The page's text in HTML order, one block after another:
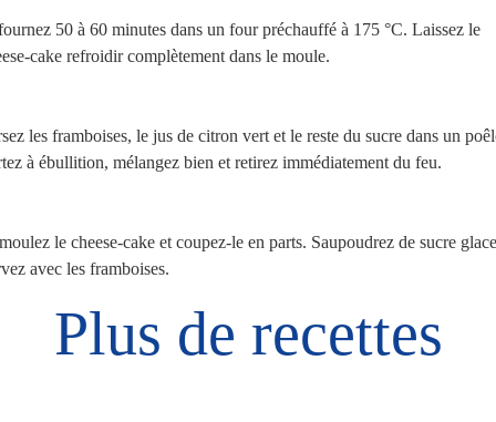
50 à 60 minutes dans un four préchauffé à 175 °C. Laissez le
cake refroidir complètement dans le moule.
les framboises, le jus de citron vert et le reste du sucre dans un
à ébullition, mélangez bien et retirez immédiatement du feu.
le cheese-cake et coupez-le en parts. Saupoudrez de sucre
avec les framboises.
Plus de recettes